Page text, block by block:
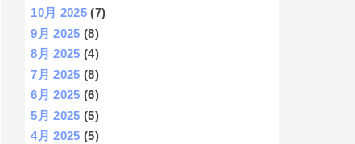
10月 2025 (7)
9月 2025 (8)
8月 2025 (4)
7月 2025 (8)
6月 2025 (6)
5月 2025 (5)
4月 2025 (5)